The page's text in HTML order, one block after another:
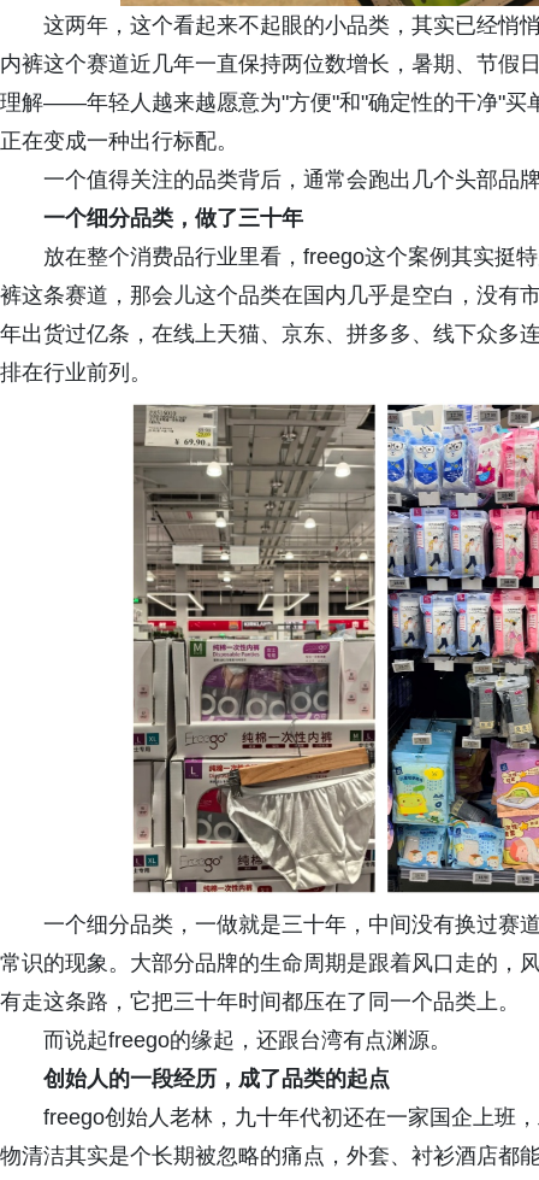
这两年，这个看起来不起眼的小品类，其实已经悄
内裤这个赛道近几年一直保持两位数增长，暑期、节假
理解——年轻人越来越愿意为"方便"和"确定性的干净"买
正在变成一种出行标配。
一个值得关注的品类背后，通常会跑出几个头部品
一个细分品类，做了三十年
放在整个消费品行业里看，freego这个案例其实挺
裤这条赛道，那会儿这个品类在国内几乎是空白，没有
年出货过亿条，在线上天猫、京东、拼多多、线下众多
排在行业前列。
一个细分品类，一做就是三十年，中间没有换过
常识的现象。大部分品牌的生命周期是跟着风口走的，
有走这条路，它把三十年时间都压在了同一个品类上。
而说起freego的缘起，还跟台湾有点渊源。
创始人的一段经历，成了品类的起点
freego创始人老林，九十年代初还在一家国企上班
物清洁其实是个长期被忽略的痛点，外套、衬衫酒店都